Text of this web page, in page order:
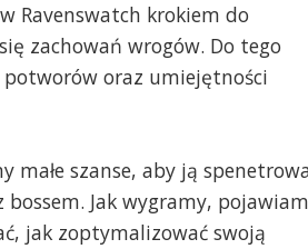
Ravenswatch krokiem do
zachowań wrogów. Do tego
potworów oraz umiejętności
małe szanse, aby ją
Jak wygramy,
jak zoptymalizować swoją